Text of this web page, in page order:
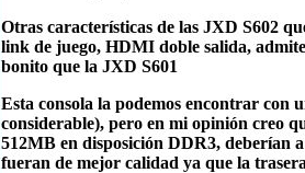
Otras características de las JXD S602
link de juego, HDMI doble salida,
bonito que la JXD S601
Esta consola la podemos encontrar con
considerable), pero en mi opinión creo
512MB en disposición DDR3, deberían
fueran de mejor calidad ya que la